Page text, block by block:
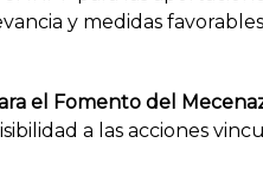
y medidas
el Fomento del
a las acciones